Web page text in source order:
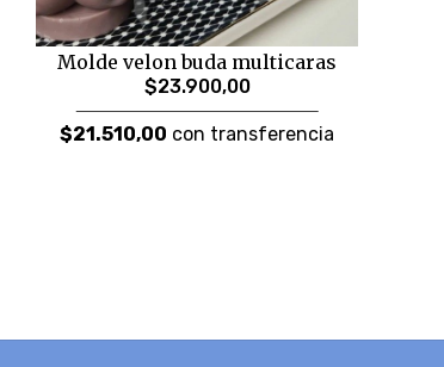
Molde velon buda multicaras
$23.900,00
$21.510,00 con transferencia